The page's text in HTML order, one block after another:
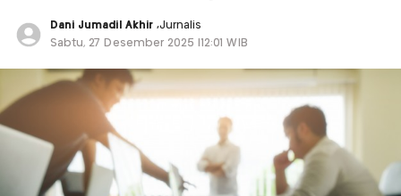
Dani Jumadil Akhir ,Jurnalis
Sabtu, 27 Desember 2025 |12:01 WIB